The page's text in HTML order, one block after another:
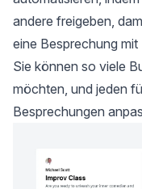
andere freigeben,
eine Besprechung
Sie können so viele
möchten, und jeden
Besprechungen